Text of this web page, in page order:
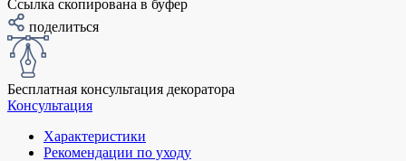
Ссылка скопирована в буфер
поделиться
Бесплатная консультация декоратора
Консультация
Характеристики
Рекомендации по уходу